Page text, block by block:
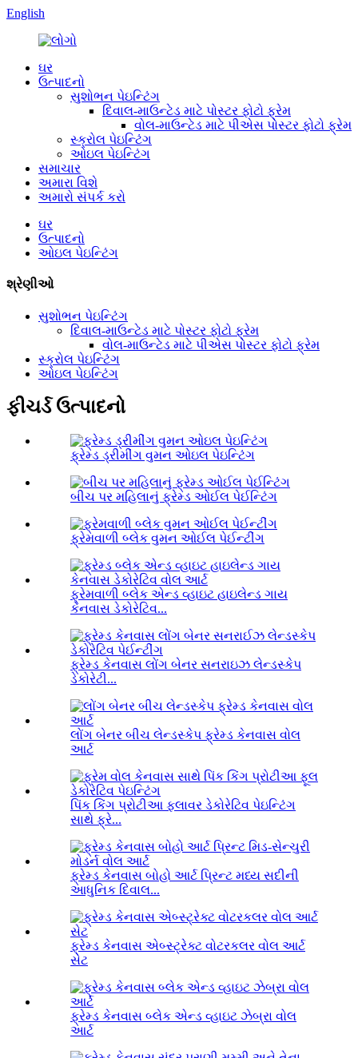
English
ઘર
ઉત્પાદનો
સુશોભન પેઇન્ટિંગ
દિવાલ-માઉન્ટેડ માટે પોસ્ટર ફોટો ફ્રેમ
વોલ-માઉન્ટેડ માટે પીએસ પોસ્ટર ફોટો ફ્રેમ
સ્ક્રોલ પેઇન્ટિંગ
ઓઇલ પેઇન્ટિંગ
સમાચાર
અમારા વિશે
અમારો સંપર્ક કરો
ઘર
ઉત્પાદનો
ઓઇલ પેઇન્ટિંગ
શ્રેણીઓ
સુશોભન પેઇન્ટિંગ
દિવાલ-માઉન્ટેડ માટે પોસ્ટર ફોટો ફ્રેમ
વોલ-માઉન્ટેડ માટે પીએસ પોસ્ટર ફોટો ફ્રેમ
સ્ક્રોલ પેઇન્ટિંગ
ઓઇલ પેઇન્ટિંગ
ફીચર્ડ ઉત્પાદનો
ફ્રેમ્ડ ડ્રીમીંગ વુમન ઓઇલ પેઇન્ટિંગ
બીચ પર મહિલાનું ફ્રેમ્ડ ઓઈલ પેઈન્ટિંગ
ફ્રેમવાળી બ્લેક વુમન ઓઈલ પેઈન્ટીંગ
ફ્રેમવાળી બ્લેક એન્ડ વ્હાઇટ હાઇલેન્ડ ગાય
કેનવાસ ડેકોરેટિવ...
ફ્રેમ્ડ કેનવાસ લોંગ બેનર સનરાઇઝ લેન્ડસ્કેપ
ડેકોરેટી...
લોંગ બેનર બીચ લેન્ડસ્કેપ ફ્રેમ્ડ કેનવાસ વોલ
આર્ટ
પિંક કિંગ પ્રોટીઆ ફ્લાવર ડેકોરેટિવ પેઇન્ટિંગ
સાથે ફ્રે...
ફ્રેમ્ડ કેનવાસ બોહો આર્ટ પ્રિન્ટ મધ્ય સદીની
આધુનિક દિવાલ...
ફ્રેમ્ડ કેનવાસ એબ્સ્ટ્રેક્ટ વોટરકલર વોલ આર્ટ
સેટ
ફ્રેમ્ડ કેનવાસ બ્લેક એન્ડ વ્હાઇટ ઝેબ્રા વોલ
આર્ટ